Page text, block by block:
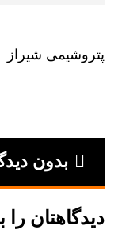
پتروشیمی شیراز
بدون
دیدگاهتان را